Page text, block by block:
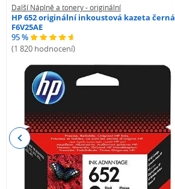
Další Náplně a tonery - originální
HP 652 originální inkoustová kazeta černá
F6V25AE
95 %
(1 820 hodnocení)
Previous